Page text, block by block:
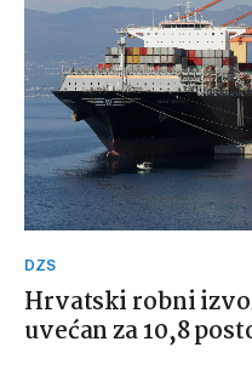
DZS
Hrvatski robni
uvećan za 10,8